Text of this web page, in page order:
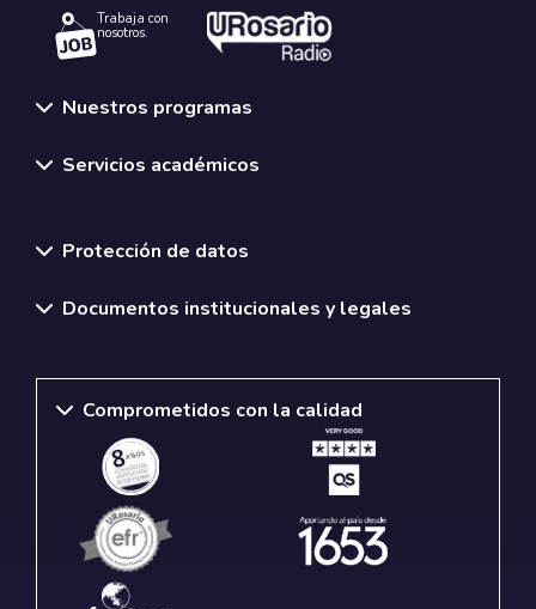
Trabaja con
nosotros.
Nuestros programas
Servicios académicos
Protección de datos
Documentos institucionales y legales
Comprometidos con la calidad